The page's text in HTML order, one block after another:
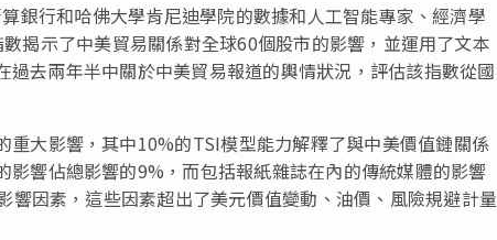
行和哈佛大學肯尼迪學院的數據和人工智能專家、經濟學
揭示了中美貿易關係對全球60個股市的影響，並運用了文本
過去兩年半中關於中美貿易報道的輿情狀況 ，評估該指數從國
重大影響，其中10%的TSI模型能力解釋了與中美價值鏈關係
影響佔總影響的9%，而包括報紙雜誌在內的傳統媒體的影響
響因素，這些因素超出了美元價值變動、油價、風險規避計量